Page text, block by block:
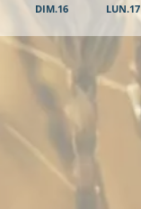
DIM.16 LUN.17